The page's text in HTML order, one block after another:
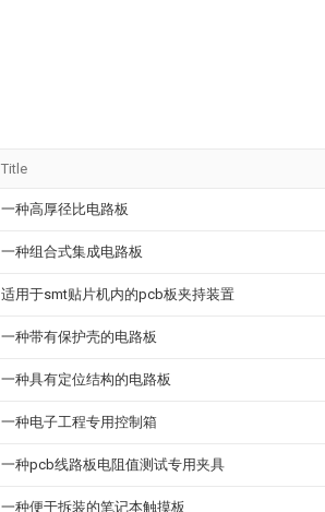
Title
一种高厚径比电路板
一种组合式集成电路板
适用于smt贴片机内的pcb板夹持装置
一种带有保护壳的电路板
一种具有定位结构的电路板
一种电子工程专用控制箱
一种pcb线路板电阻值测试专用夹具
一种便于拆装的笔记本触摸板